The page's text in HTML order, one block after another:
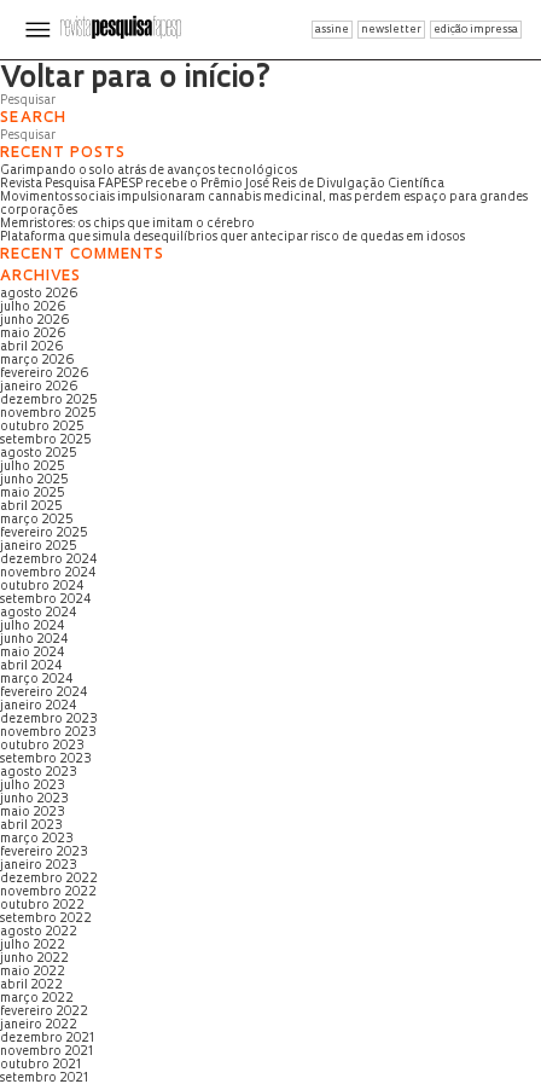
assine newsletter edição impressa
Página não encontrada
Voltar para o início?
SEARCH
RECENT POSTS
Garimpando o solo atrás de avanços tecnológicos
Revista Pesquisa FAPESP recebe o Prêmio José Reis de Divulgação Científica
Movimentos sociais impulsionaram cannabis medicinal, mas perdem espaço para grandes
corporações
Memristores: os chips que imitam o cérebro
Plataforma que simula desequilíbrios quer antecipar risco de quedas em idosos
RECENT COMMENTS
ARCHIVES
agosto 2026
julho 2026
junho 2026
maio 2026
abril 2026
março 2026
fevereiro 2026
janeiro 2026
dezembro 2025
novembro 2025
outubro 2025
setembro 2025
agosto 2025
julho 2025
junho 2025
maio 2025
abril 2025
março 2025
fevereiro 2025
janeiro 2025
dezembro 2024
novembro 2024
outubro 2024
setembro 2024
agosto 2024
julho 2024
junho 2024
maio 2024
abril 2024
março 2024
fevereiro 2024
janeiro 2024
dezembro 2023
novembro 2023
outubro 2023
setembro 2023
agosto 2023
julho 2023
junho 2023
maio 2023
abril 2023
março 2023
fevereiro 2023
janeiro 2023
dezembro 2022
novembro 2022
outubro 2022
setembro 2022
agosto 2022
julho 2022
junho 2022
maio 2022
abril 2022
março 2022
fevereiro 2022
janeiro 2022
dezembro 2021
novembro 2021
outubro 2021
setembro 2021